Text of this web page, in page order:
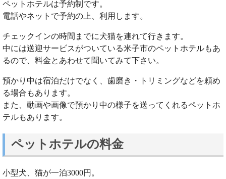
ペットホテルは予約制です。
電話やネットで予約の上、利用します。
チェックインの時間までに犬猫を連れて行きます。
中には送迎サービスがついている米子市のペットホテルもあ
るので、料金とあわせて聞いてみて下さい。
預かり中は宿泊だけでなく、歯磨き・トリミングなどを頼め
る場合もあります。
また、動画や画像で預かり中の様子を送ってくれるペットホ
テルもあります。
ペットホテルの料金
小型犬、猫が一泊3000円。